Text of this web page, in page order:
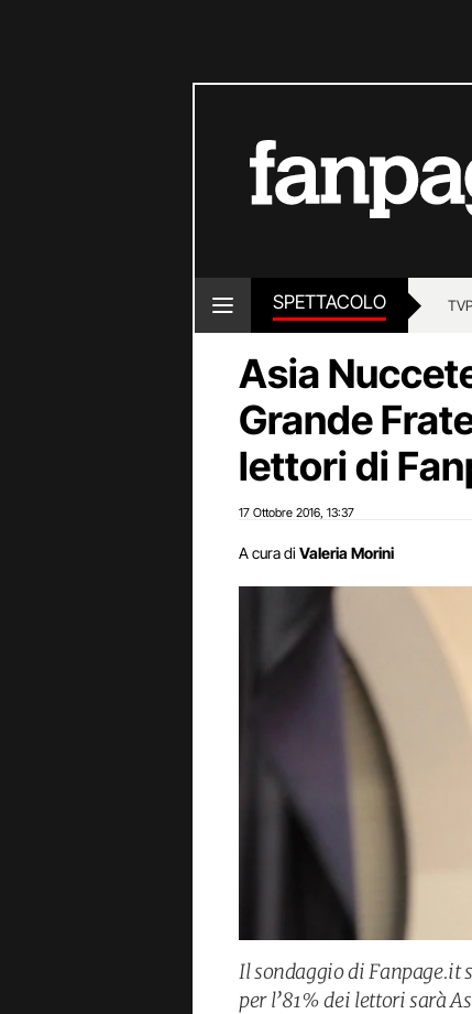
SPETTACOLO TV
Asia
Grande
lettori di
17 Ottobre 2016 13:37
A cura di Valeria Morini
Il sondaggio di Fanpage.it
per l’81% dei lettori sarà